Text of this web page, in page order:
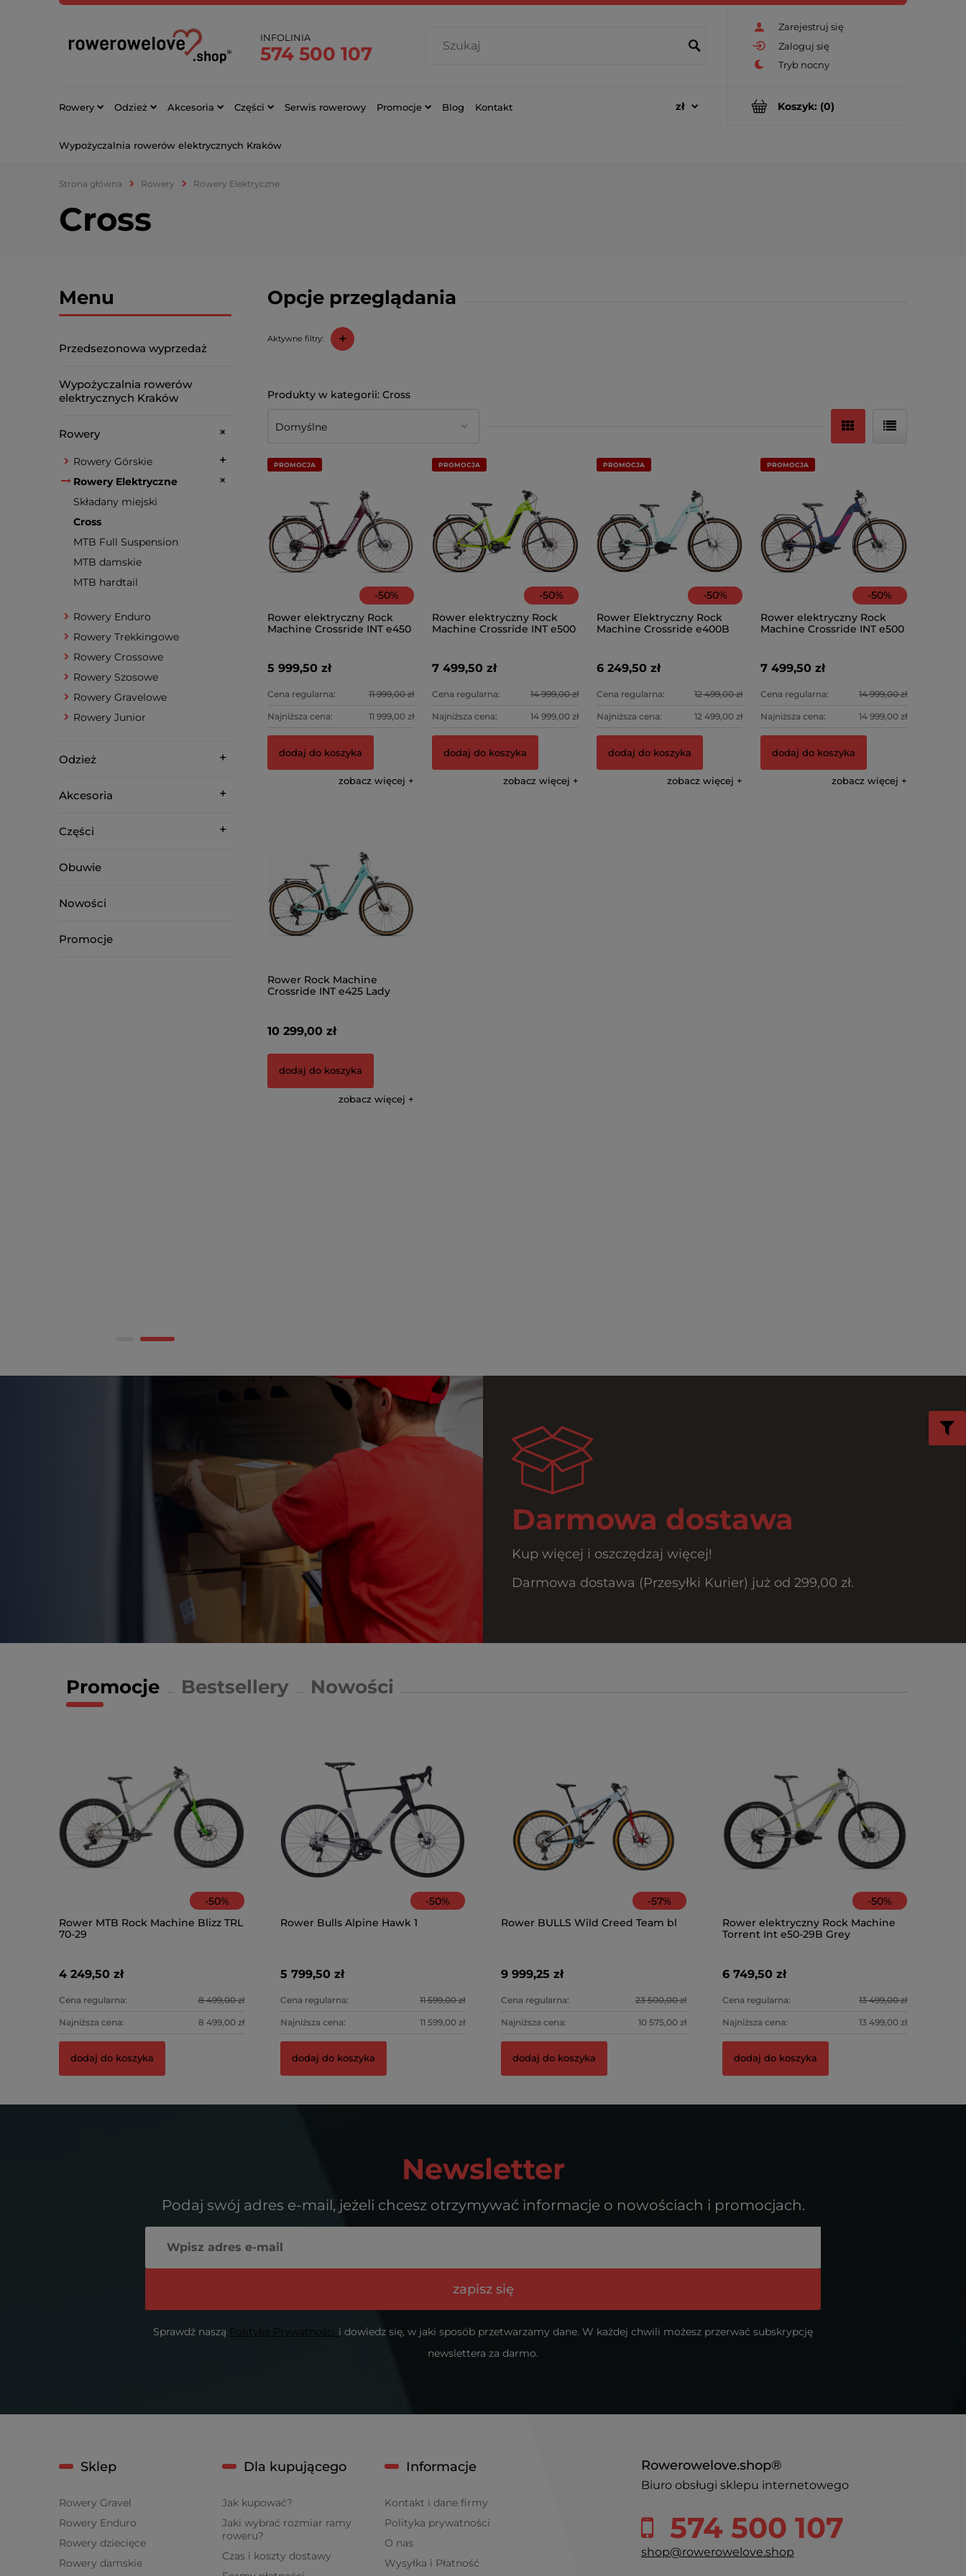
Zarejestruj się
Zaloguj się
INFOLINIA
574 500 107
Koszyk: (0)
Rowery Odzież Akcesoria Części Serwis rowerowy Promocje Blog Kontakt
Wypożyczalnia rowerów elektrycznych Kraków
Strona główna Rowery Rowery Elektryczne
Cross
Menu
Przedsezonowa wyprzedaż
Wypożyczalnia rowerów
elektrycznych Kraków
Rowery
Rowery Górskie
Rowery Elektryczne
Składany miejski
Cross
MTB Full Suspension
MTB damskie
MTB hardtail
Rowery Enduro
Rowery Trekkingowe
Rowery Crossowe
Rowery Szosowe
Rowery Gravelowe
Rowery Junior
Odzież
Akcesoria
Części
Obuwie
Nowości
Promocje
Opcje przeglądania
Aktywne filtry: +
Cross
-50%
Rower elektryczny Rock
Machine Crossride INT e450
5 999,50 zł
Cena regularna: 11 999,00 zł
Najniższa cena: 11 999,00 zł
dodaj do koszyka
zobacz więcej
PROMOCJA
-50%
Rower elektryczny Rock
Machine Crossride INT e500
7 499,50 zł
Cena regularna: 14 999,00 zł
Najniższa cena: 14 999,00 zł
dodaj do koszyka
zobacz więcej
PROMOCJA
-50%
Rower Elektryczny Rock
Machine Crossride e400B
6 249,50 zł
Cena regularna: 12 499,00 zł
Najniższa cena: 12 499,00 zł
dodaj do koszyka
zobacz więcej
PROMOCJA
-50%
Rower elektryczny Rock
Machine Crossride INT e500
7 499,50 zł
Cena regularna: 14 999,00 zł
Najniższa cena: 14 999,00 zł
dodaj do koszyka
zobacz więcej
PROMOCJA
Rower Rock Machine
Crossride INT e425 Lady
10 299,00 zł
dodaj do koszyka
zobacz więcej
Darmowa dostawa
Kup więcej i oszczędzaj więcej!
Darmowa dostawa (Przesyłki Kurier) już od 299,00 zł.
Promocje Nowości
Bestsellery
-50%
Rower MTB Rock Machine Blizz TRL
70-29
4 249,50 zł
Cena regularna: 8 499,00 zł
Najniższa cena: 8 499,00 zł
dodaj do koszyka
-50%
Rower Bulls Alpine Hawk 1
5 799,50 zł
Cena regularna: 11 599,00 zł
Najniższa cena: 11 599,00 zł
dodaj do koszyka
-57%
Rower BULLS Wild Creed Team bl
9 999,25 zł
Cena regularna: 23 500,00 zł
Najniższa cena: 10 575,00 zł
dodaj do koszyka
-50%
Rower elektryczny Rock Machine
Torrent Int e50-29B Grey
6 749,50 zł
Cena regularna: 13 499,00 zł
Najniższa cena: 13 499,00 zł
dodaj do koszyka
Newsletter
Podaj swój adres e-mail, jeżeli chcesz otrzymywać informacje o nowościach i promocjach.
zapisz się
Sprawdź naszą Politykę Prywatności i dowiedz się, w jaki sposób przetwarzamy dane. W każdej chwili możesz przerwać subskrypcję
newslettera za darmo.
Rowerowelove.shop®
Biuro obsługi sklepu internetowego
574 500 107
shop@rowerowelove.shop
Sklep
Rowery Gravel
Rowery Enduro
Rowery dziecięce
Rowery damskie
Dla kupującego
Jak kupować?
Jaki wybrać rozmiar ramy
roweru?
Czas i koszty dostawy
Informacje
Kontakt i dane firmy
Polityka prywatności
O nas
Wysyłka i Płatność